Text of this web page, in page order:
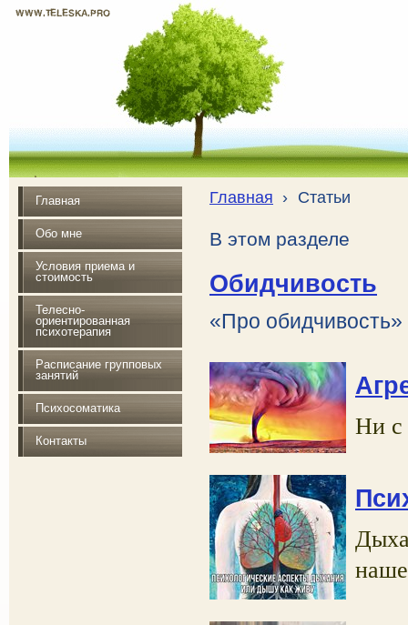
Почувствуй радость жизни
WWW.TELESKA.PRO
Главная
Обо мне
Условия приема и
стоимость
Телесно-
ориентированная
психотерапия
Расписание групповых
занятий
Психосоматика
Контакты
Главная › Статьи
В этом разделе
Обидчивость
«Про обидчивость»
Ни с